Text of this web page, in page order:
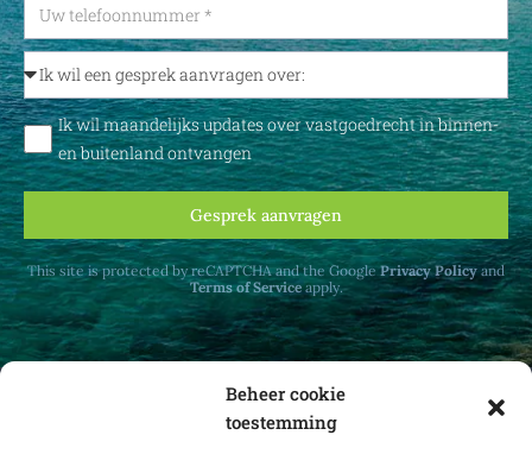
Beheer cookie
toestemming
Ik wil maandelijks updates over vastgoedrecht in binnen-
en buitenland ontvangen
Gesprek aanvragen
This site is protected by reCAPTCHA and the GooglePrivacy Policy and
Terms of Serviceapply.
Ontvang maandelijks updates over